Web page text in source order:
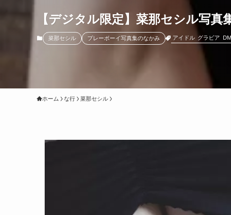
【デジタル限定】菜那セシル写
菜那セシル プレーボーイ写真集のなかみ アイドル グラビア
ホーム な行 菜那セシル